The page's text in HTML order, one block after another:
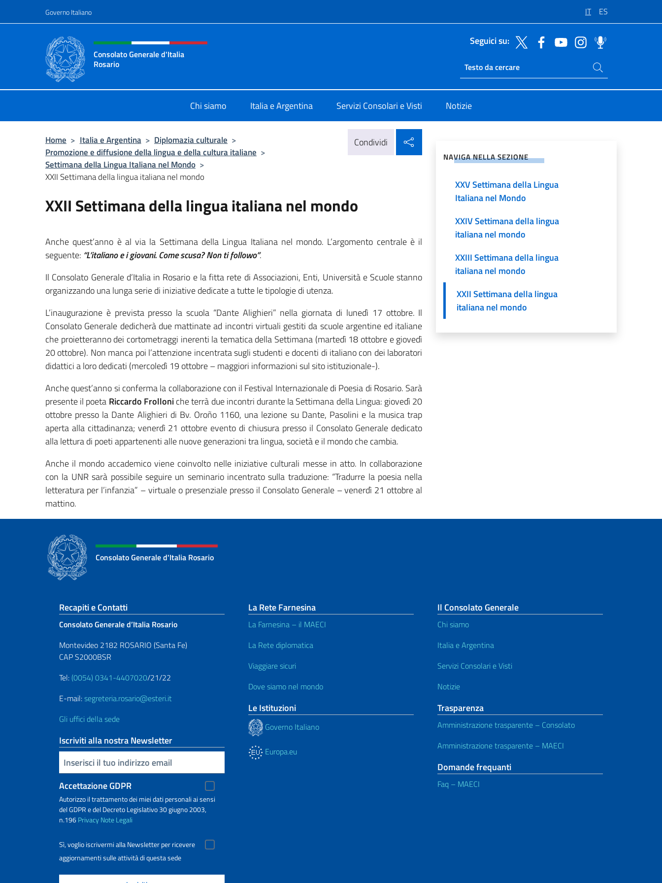
Governo Italiano IT ES
Intestazione sito, social e menù
Consolato Generale d'Italia
Rosario
Seguici su:
Ricerca sito live
Cerca nel sito
Chi siamo Italia e Argentina Servizi Consolari e Visti Notizie
Home > Italia e Argentina > Diplomazia culturale >
Promozione e diffusione della lingua e della cultura italiane >
Settimana della Lingua Italiana nel Mondo >
XXII Settimana della lingua italiana nel mondo
Condividi
XXII Settimana della lingua italiana nel mondo
Anche quest’anno è al via la Settimana della Lingua Italiana nel mondo. L’argomento centrale è il
seguente: “L’italiano e i giovani. Come scusa? Non ti followo”.
Il Consolato Generale d’Italia in Rosario e la fitta rete di Associazioni, Enti, Università e Scuole stanno
organizzando una lunga serie di iniziative dedicate a tutte le tipologie di utenza.
L’inaugurazione è prevista presso la scuola “Dante Alighieri” nella giornata di lunedì 17 ottobre. Il
Consolato Generale dedicherà due mattinate ad incontri virtuali gestiti da scuole argentine ed italiane
che proietteranno dei cortometraggi inerenti la tematica della Settimana (martedì 18 ottobre e giovedì
20 ottobre). Non manca poi l’attenzione incentrata sugli studenti e docenti di italiano con dei laboratori
didattici a loro dedicati (mercoledì 19 ottobre – maggiori informazioni sul sito istituzionale-).
Anche quest’anno si conferma la collaborazione con il Festival Internazionale di Poesia di Rosario. Sarà
presente il poeta Riccardo Frolloniche terrà due incontri durante la Settimana della Lingua: giovedì 20
ottobre presso la Dante Alighieri di Bv. Oroño 1160, una lezione su Dante, Pasolini e la musica trap
aperta alla cittadinanza; venerdì 21 ottobre evento di chiusura presso il Consolato Generale dedicato
alla lettura di poeti appartenenti alle nuove generazioni tra lingua, società e il mondo che cambia.
Anche il mondo accademico viene coinvolto nelle iniziative culturali messe in atto. In collaborazione
con la UNR sarà possibile seguire un seminario incentrato sulla traduzione: “Tradurre la poesia nella
letteratura per l’infanzia” – virtuale o presenziale presso il Consolato Generale – venerdì 21 ottobre al
mattino.
NAVIGA NELLA SEZIONE
XXV Settimana della Lingua
Italiana nel Mondo
XXIV Settimana della lingua
italiana nel mondo
XXIII Settimana della lingua
italiana nel mondo
XXII Settimana della lingua
italiana nel mondo
Consolato Generale d'Italia Rosario
Sezione footer
Recapiti e Contatti
Consolato Generale d’Italia Rosario
Montevideo 2182 ROSARIO (Santa Fe)
CAP S2000BSR
Tel: (0054) 0341-4407020/21/22
E-mail:segreteria.rosario@esteri.it
Gli uffici della sede
Iscriviti alla nostra Newsletter
Inserisci la tua email
Accettazione GDPR
Autorizzo il trattamento dei miei dati personali ai sensi
del GDPR e del Decreto Legislativo 30 giugno 2003,
n.196PrivacyNote Legali
Sì, voglio iscrivermi alla Newsletter per ricevere
aggiornamenti sulle attività di questa sede
La Rete Farnesina
La Farnesina – il MAECI
La Rete diplomatica
Viaggiare sicuri
Dove siamo nel mondo
Le Istituzioni
Governo Italiano
Europa.eu
Il Consolato Generale
Chi siamo
Italia e Argentina
Servizi Consolari e Visti
Notizie
Trasparenza
Amministrazione trasparente – Consolato
Amministrazione trasparente – MAECI
Domande frequanti
Faq – MAECI